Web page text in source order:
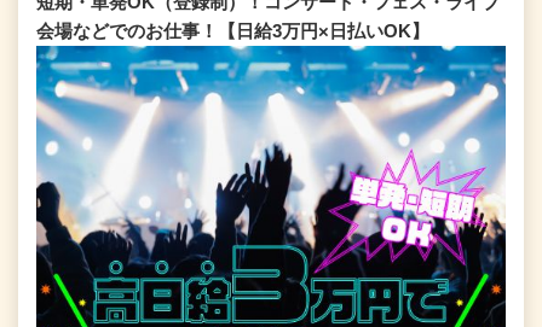
会場などでのお仕事！【日給3万円×日払いOK】